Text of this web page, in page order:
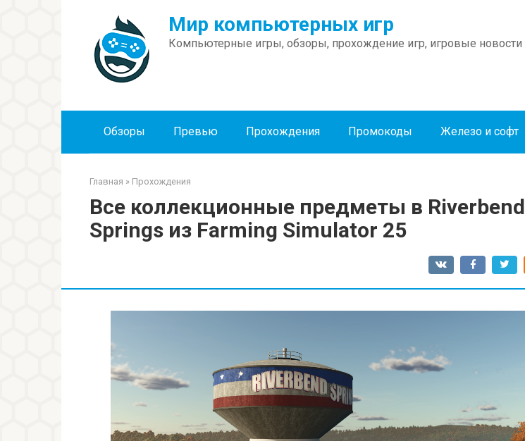
Мир компьютерных игр
Компьютерные игры, обзоры, прохождение игр, игровые новости
Обзоры Превью Прохождения Промокоды Железо и софт
Главная » Прохождения
Все коллекционные предметы в Riverbend
Springs из Farming Simulator 25